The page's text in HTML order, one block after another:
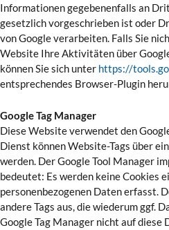
Informationen gegebenenfalls an
gesetzlich vorgeschrieben ist oder
von Google verarbeiten. Falls Sie
Website Ihre Aktivitäten über
können Sie sich unter https://
entsprechendes Browser-Plugin
Google Tag Manager
Diese Website verwendet den
Dienst können Website-Tags über
werden. Der Google Tool Manager
bedeutet: Es werden keine Cookies
personenbezogenen Daten erfasst.
andere Tags aus, die wiederum ggf.
Google Tag Manager nicht auf diese